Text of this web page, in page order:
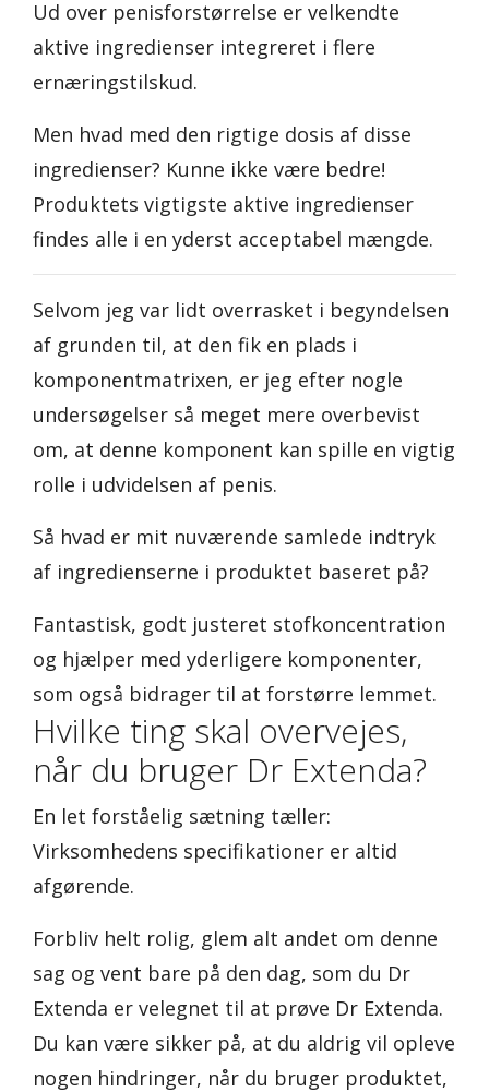
Ud over penisforstørrelse er velkendte
aktive ingredienser integreret i flere
ernæringstilskud.
Men hvad med den rigtige dosis af disse
ingredienser? Kunne ikke være bedre!
Produktets vigtigste aktive ingredienser
findes alle i en yderst acceptabel mængde.
Selvom jeg var lidt overrasket i begyndelsen
af grunden til, at den fik en plads i
komponentmatrixen, er jeg efter nogle
undersøgelser så meget mere overbevist
om, at denne komponent kan spille en vigtig
rolle i udvidelsen af penis.
Så hvad er mit nuværende samlede indtryk
af ingredienserne i produktet baseret på?
Fantastisk, godt justeret stofkoncentration
og hjælper med yderligere komponenter,
som også bidrager til at forstørre lemmet.
Hvilke ting skal overvejes,
når du bruger Dr Extenda?
En let forståelig sætning tæller:
Virksomhedens specifikationer er altid
afgørende.
Forbliv helt rolig, glem alt andet om denne
sag og vent bare på den dag, som du Dr
Extenda er velegnet til at prøve Dr Extenda.
Du kan være sikker på, at du aldrig vil opleve
nogen hindringer, når du bruger produktet,